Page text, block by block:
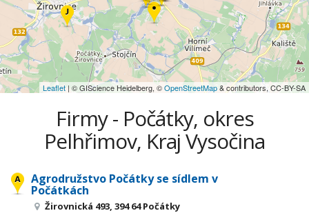
Leaflet | © GIScience Heidelberg, ©OpenStreetMap& contributors, CC-BY-SA
Firmy - Počátky, okres
Pelhřimov, Kraj Vysočina
Agrodružstvo Počátky se sídlem v
Počátkách
Žirovnická 493, 394 64 Počátky